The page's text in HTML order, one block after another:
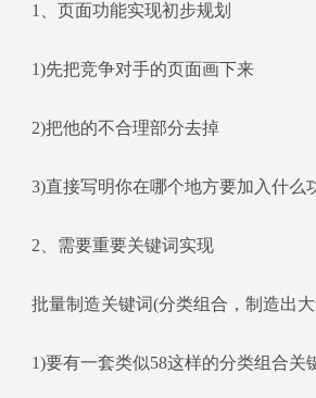
1、页面功能实现初步规划
1)先把竞争对手的页面画下来
2)把他的不合理部分去掉
3)直接写明你在哪个地方要加入什么
2、需要重要关键词实现
批量制造关键词(分类组合，制造出大
1)要有一套类似58这样的分类组合关